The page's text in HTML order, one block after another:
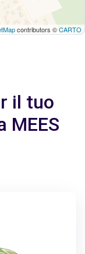
contributors ©CARTO
il tuo
MEES